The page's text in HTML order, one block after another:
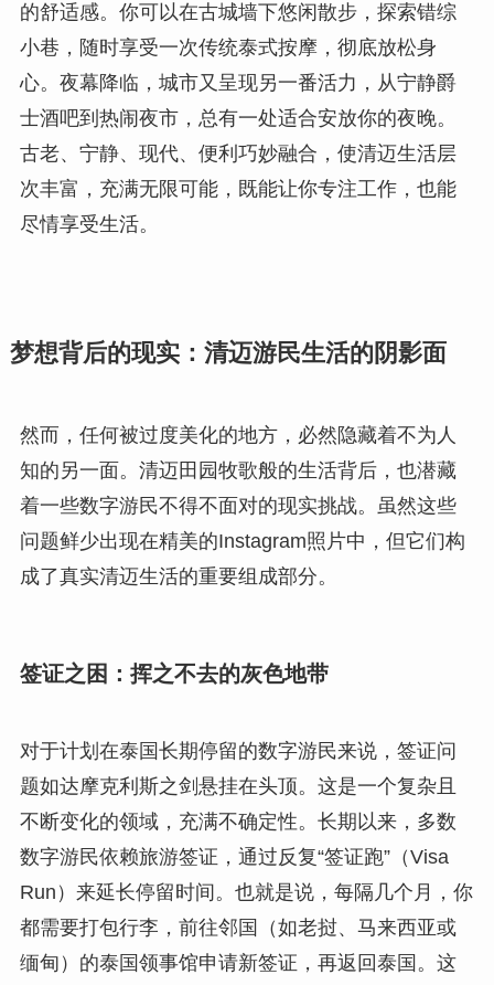
的舒适感。你可以在古城墙下悠闲散步，探索错综
小巷，随时享受一次传统泰式按摩，彻底放松身
心。夜幕降临，城市又呈现另一番活力，从宁静爵
士酒吧到热闹夜市，总有一处适合安放你的夜晚。
古老、宁静、现代、便利巧妙融合，使清迈生活层
次丰富，充满无限可能，既能让你专注工作，也能
尽情享受生活。
梦想背后的现实：清迈游民生活的阴影面
然而，任何被过度美化的地方，必然隐藏着不为人
知的另一面。清迈田园牧歌般的生活背后，也潜藏
着一些数字游民不得不面对的现实挑战。虽然这些
问题鲜少出现在精美的Instagram照片中，但它们构
成了真实清迈生活的重要组成部分。
签证之困：挥之不去的灰色地带
对于计划在泰国长期停留的数字游民来说，签证问
题如达摩克利斯之剑悬挂在头顶。这是一个复杂且
不断变化的领域，充满不确定性。长期以来，多数
数字游民依赖旅游签证，通过反复“签证跑”（Visa
Run）来延长停留时间。也就是说，每隔几个月，你
都需要打包行李，前往邻国（如老挝、马来西亚或
缅甸）的泰国领事馆申请新签证，再返回泰国。这